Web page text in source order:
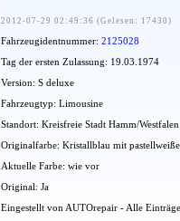
2012-07-29 02:49:36 (Gelesen: 17430)
Fahrzeugidentnummer: 2125028
Tag der ersten Zulassung: 19.03.1974
Version: S deluxe
Fahrzeugtyp: Limousine
Standort: Kreisfreie Stadt Hamm/
Originalfarbe: Kristallblau mit
Aktuelle Farbe: wie vor
Original: Ja
Eingestellt von AUTOrepair - Alle